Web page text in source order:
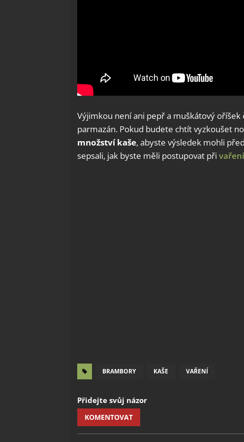
Výjimkou není ani pepř a muškátový
parmazán. Pokud budete chtít vyzkoušet
množství kaše, abyste výsledek mohli
sepsali, jak byste měli postupovat při
BRAMBORY KAŠE VAŘENÍ
Přidejte svůj názor
KOMENTOVAT